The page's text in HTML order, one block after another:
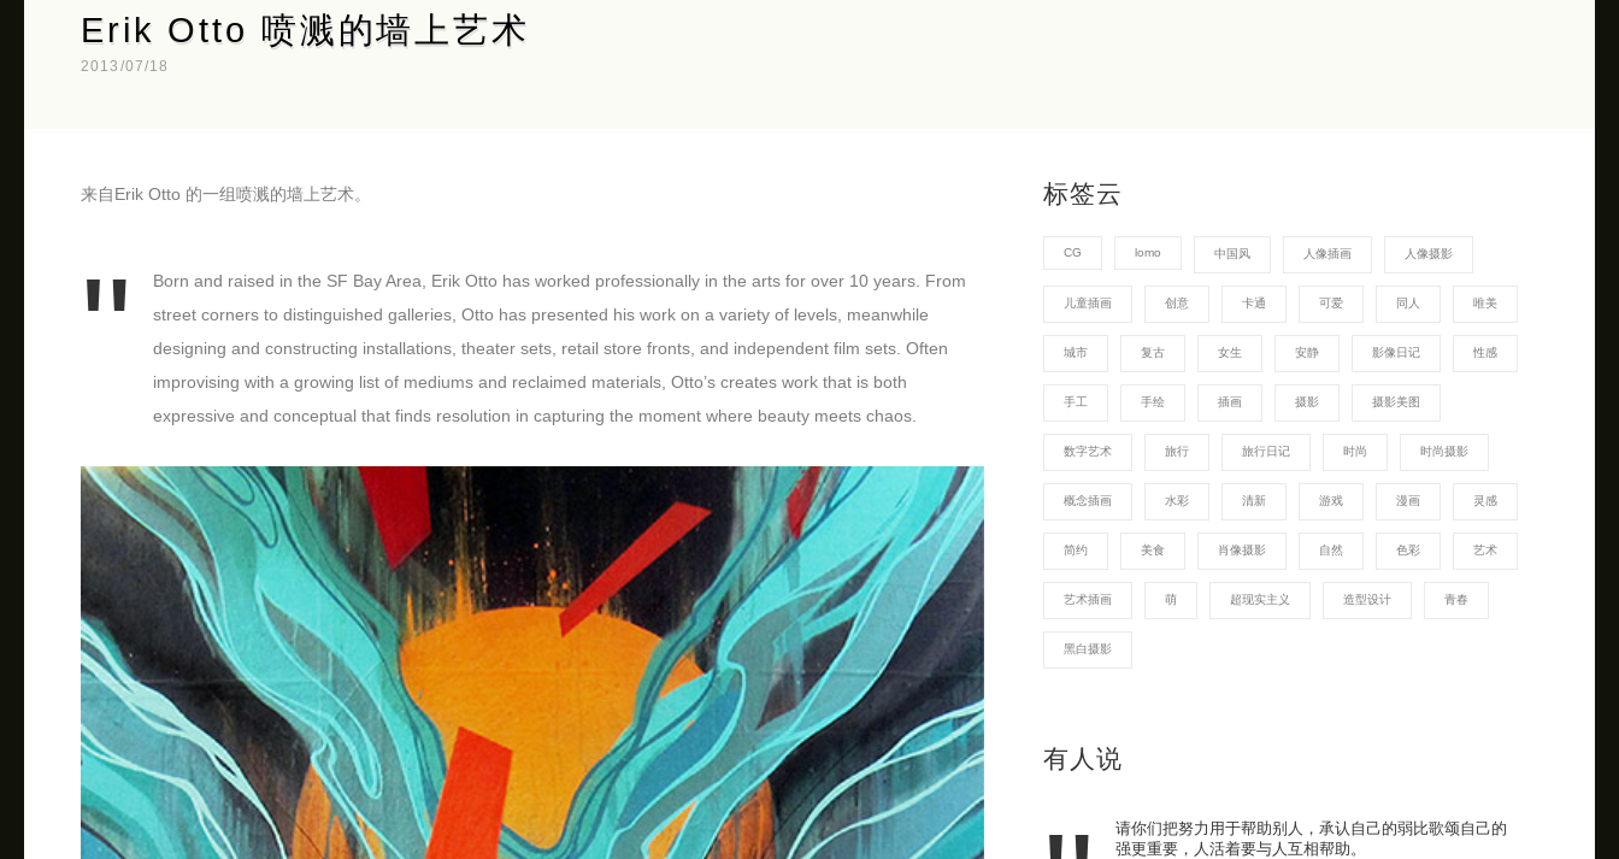
Erik Otto 喷溅的墙上艺术
2013/07/18
来自Erik Otto 的一组喷溅的墙上艺术。
Born and raised in the SF Bay Area, Erik Otto has worked professionally in the arts for over 10 years. From
street corners to distinguished galleries, Otto has presented his work on a variety of levels, meanwhile
designing and constructing installations, theater sets, retail store fronts, and independent film sets. Often
improvising with a growing list of mediums and reclaimed materials, Otto’s creates work that is both
expressive and conceptual that finds resolution in capturing the moment where beauty meets chaos.
标签云
CG lomo 中国风 人像插画 人像摄影
儿童插画 创意 卡通 可爱 同人 唯美
城市 复古 女生 安静 影像日记 性感
手工 手绘 插画 摄影 摄影美图
数字艺术 旅行 旅行日记 时尚 时尚摄影
概念插画 水彩 清新 游戏 漫画 灵感
简约 美食 肖像摄影 自然 色彩 艺术
艺术插画 萌 超现实主义 造型设计 青春
黑白摄影
有人说
请你们把努力用于帮助别人，承认自己的弱比歌颂自己的
强更重要，人活着要与人互相帮助。